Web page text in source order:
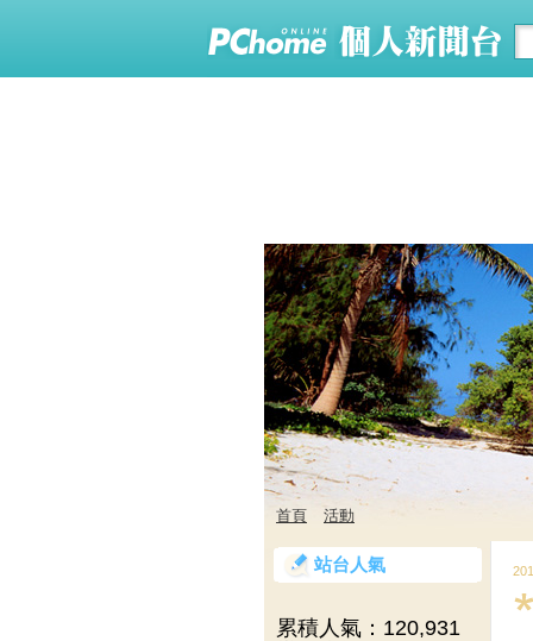
首頁 活動
站台人氣
累積人氣： 120,931